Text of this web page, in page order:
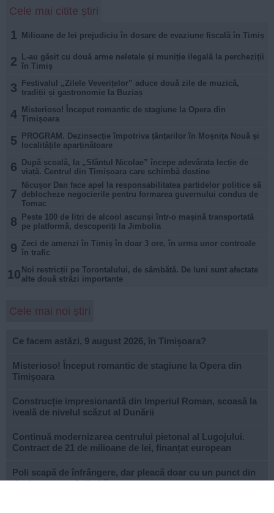
Cele mai citite știri
1 Milioane de lei prejudiciu în dosare de evaziune fiscală în Timiș
2
L-au găsit cu două arme neletale și muniție ilegală la percheziții
în Timiș
3
Festivalul „Zilele Veverițelor” aduce două zile de muzică,
tradiții și gastronomie la Buziaș
4
Misterioso! Început romantic de stagiune la Opera din
Timișoara
5
PROGRAM. Dezinsecție împotriva țânțarilor în Moșnița Nouă și
localitățile aparținătoare
6
După școală, la „Sfântul Nicolae” începe adevărata lecție de
viață. Centrul din Timișoara care schimbă destine
7
Nicușor Dan face apel la responsabilitatea partidelor politice să
deblocheze negocierile pentru formarea guvernului condus de
Tomac
8
Peste 100 de litri de alcool ascunși într-o mașină transportată
pe platformă, descoperiți la Jimbolia
9 Zeci de amenzi în Timiș în doar 3 ore, în urma unor controale
în trafic
10 Noi restricții pe Torontalului, de sâmbătă. De luni sunt afectate
alte două străzi importante
Cele mai noi știri
Ce facem astăzi, 9 august 2026, în Timișoara?
Misterioso! Început romantic de stagiune la Opera din
Timișoara
Construcție impresionantă din Imperiul Roman, scoasă la
iveală de nivelul scăzut al Dunării
Continuă modernizarea centrului pietonal al Lugojului.
Contract de 21 de milioane de lei, finanțat european
Poli scapă de înfrângere, dar pleacă doar cu un punct din
deplasarea cu Șelimbăr